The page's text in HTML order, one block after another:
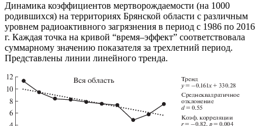
Динамика коэффициентов мертворождаемости (на 1000
родившихся) на территориях Брянской области с различным
уровнем радиоактивного загрязнения в период с 1986 по 2016
г. Каждая точка на кривой “время–эффект” соответствовала
суммарному значению показателя за трехлетний период.
Представлены линии линейного тренда.